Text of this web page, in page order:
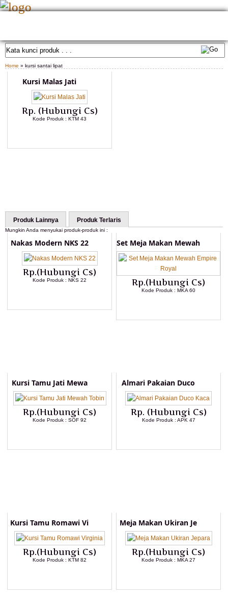
Home » kursi santai lipat
Kursi Malas Jati
Rp. (Hubungi Cs)
Kode Produk : KTM 43
Produk Lainnya Produk Terlaris
Mungkin Anda menyukai produk-produk ini :
Nakas Modern NKS 22
Rp.(Hubungi Cs)
Kode Produk : NKS 22
Set Meja Makan Mewah
Rp.(Hubungi Cs)
Kode Produk : MKA 60
Kursi Tamu Jati Mewa
Rp.(Hubungi Cs)
Kode Produk : SOF 92
Almari Pakaian Duco
Rp. (Hubungi Cs)
Kode Produk : APK 47
Kursi Tamu Romawi Vi
Rp.(Hubungi Cs)
Kode Produk : KTM 82
Meja Makan Ukiran Je
Rp.(Hubungi Cs)
Kode Produk : MKA 27